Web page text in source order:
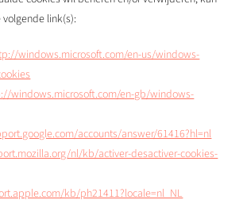
link(s):
windows.microsoft.com/en-us/windows-
windows.microsoft.com/en-gb/windows-
accounts/answer/61416?hl=nl
nl/kb/activer-desactiver-cookies-
kb/ph21411?locale=nl_NL